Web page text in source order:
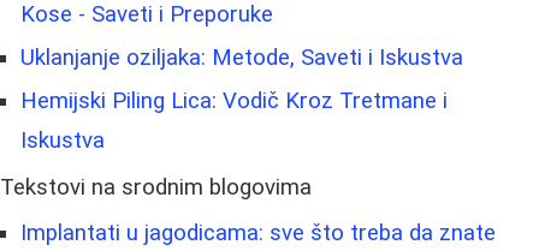
Kose - Saveti i Preporuke
Uklanjanje oziljaka: Metode, Saveti i Iskustva
Hemijski Piling Lica: Vodič Kroz Tretmane i
Iskustva
Tekstovi na srodnim blogovima
Implantati u jagodicama: sve što treba da znate